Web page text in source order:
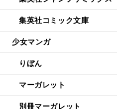
集英社コミック文庫
少女マンガ
りぼん
マーガレット
別冊マーガレット